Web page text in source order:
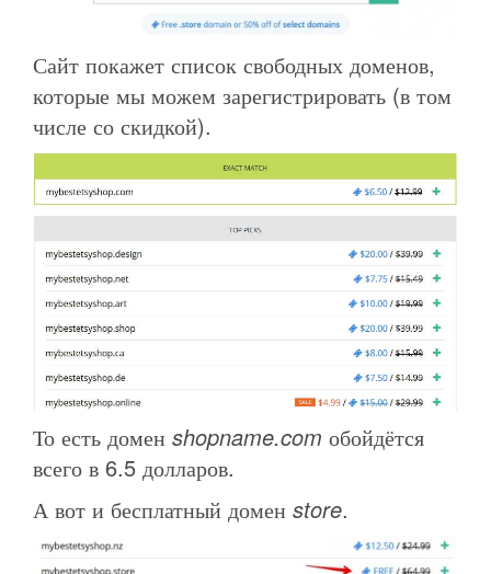
Сайт покажет список свободных доменов,
которые мы можем зарегистрировать (в том
числе со скидкой).
То есть домен shopname.com обойдётся
всего в 6.5 долларов.
А вот и бесплатный домен store.